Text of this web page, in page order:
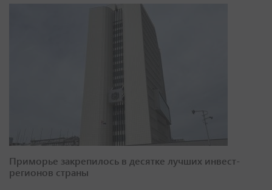
Приморье закрепилось в десятке лучших инвест-
регионов страны